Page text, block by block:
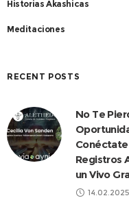
Historias Akashicas
Meditaciones
RECENT POSTS
No Te
Registros
un Vivo
14.02.2025